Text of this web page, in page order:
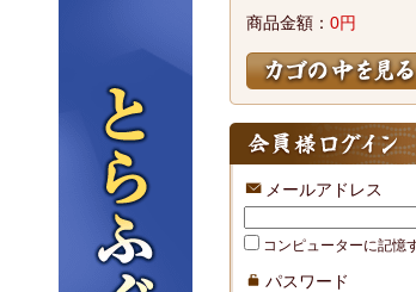
商品金額： 0円
メールアドレス
コンピューターに記憶
パスワード